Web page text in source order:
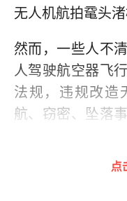
无人机航拍鼋头
然而，一些人不
人驾驶航空器飞
法规，违规改造
航、窃密、坠落
秩序，使用者自
江阴市公安局青点